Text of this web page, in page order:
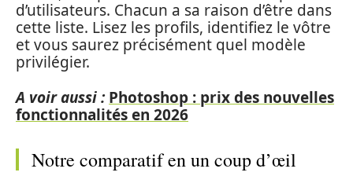
d’utilisateurs. Chacun a sa raison d’être dans
cette liste. Lisez les profils, identifiez le vôtre
et vous saurez précisément quel modèle
privilégier.
A voir aussi : Photoshop : prix des nouvelles
fonctionnalités en 2026
Notre comparatif en un coup d’œil